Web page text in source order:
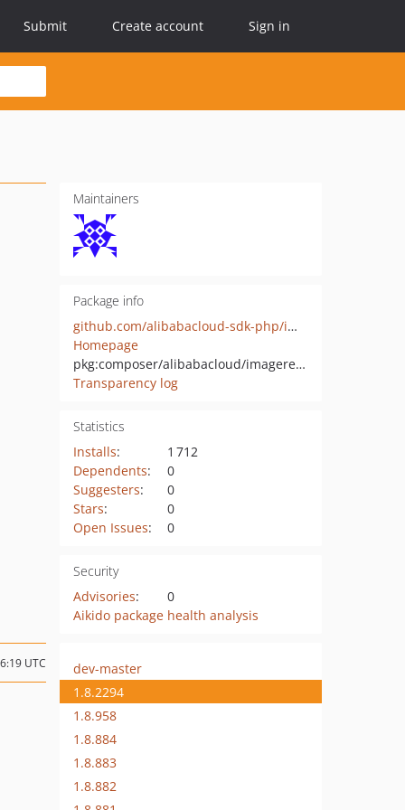
Submit Create account Sign in
Maintainers
Package info
github.com/alibabacloud-sdk-php/imagerecog
Homepage
pkg:composer/alibabacloud/imagerecog
Transparency log
Statistics
Installs:
1 712
Dependents:
0
Suggesters:
0
Stars:
0
Open Issues: 0
Security
Advisories:
0
Aikido package health analysis
UTC
dev-master
1.8.2294
1.8.958
1.8.884
1.8.883
1.8.882